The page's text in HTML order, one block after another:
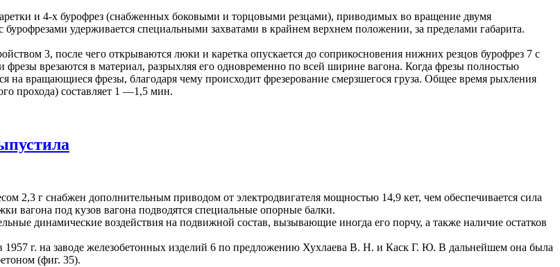
и 4-х бурофрез (снабженных боковыми и торцовыми резцами), приводимых во вращение двумя
удерживается специальными захватами в крайнем верхнем положении, за пределами габарита.
3, после чего открываются люки и каретка опускается до соприкосновения нижних резцов бурофрез 7 с
врезаются в материал, разрыхляя его одновременно по всей ширине вагона. Когда фрезы полностью
на вращающиеся фрезы, благодаря чему происходит фрезерование смерзшегося груза. Общее время рыхления
прохода) составляет 1 —1,5 мин.
2,3 г снабжен дополнительным приводом от электродвигателя мощностью 14,9 кет, чем обеспечивается сила
вагона под кузов вагона подводятся специальные опорные балки.
динамические воздействия на подвижной состав, вызывающие иногда его порчу, а также наличие остатков
1957 г. на заводе железобетонных изделий 6 по предложению Хухлаева В. Н. и Каск Г. Ю. В дальнейшем она была
(фиг. 35).